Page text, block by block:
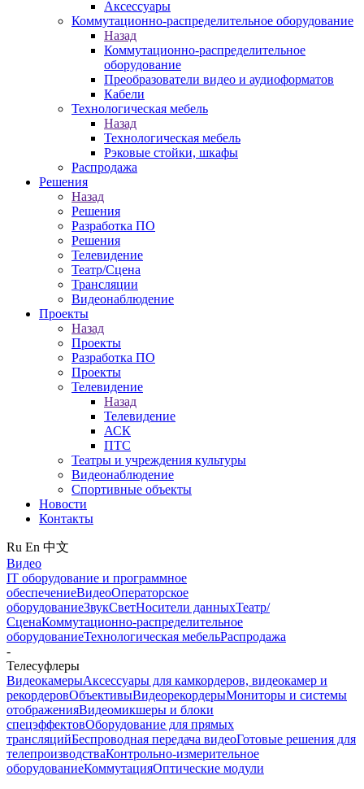
Аксессуары
Коммутационно-распределительное оборудование
Назад
Коммутационно-распределительное
оборудование
Преобразователи видео и аудиоформатов
Кабели
Технологическая мебель
Назад
Технологическая мебель
Рэковые стойки, шкафы
Распродажа
Решения
Назад
Решения
Разработка ПО
Решения
Телевидение
Театр/Сцена
Трансляции
Видеонаблюдение
Проекты
Назад
Проекты
Разработка ПО
Проекты
Телевидение
Назад
Телевидение
АСК
ПТС
Театры и учреждения культуры
Видеонаблюдение
Спортивные объекты
Новости
Контакты
Ru En 中文
Видео
IT оборудование и программное
обеспечениеВидеоОператорское
оборудованиеЗвукСветНосители данныхТеатр/
СценаКоммутационно-распределительное
оборудованиеТехнологическая мебельРаспродажа
-
Телесуфлеры
ВидеокамерыАксессуары для камкордеров, видеокамер и
рекордеровОбъективыВидеорекордерыМониторы и системы
отображенияВидеомикшеры и блоки
спецэффектовОборудование для прямых
трансляцийБеспроводная передача видеоГотовые решения для
телепроизводстваКонтрольно-измерительное
оборудованиеКоммутацияОптические модули